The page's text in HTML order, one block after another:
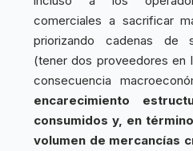
comerciales a sacrificar
priorizando cadenas de
(tener dos proveedores en
consecuencia
encarecimiento
consumidos y, en
volumen de mercancías